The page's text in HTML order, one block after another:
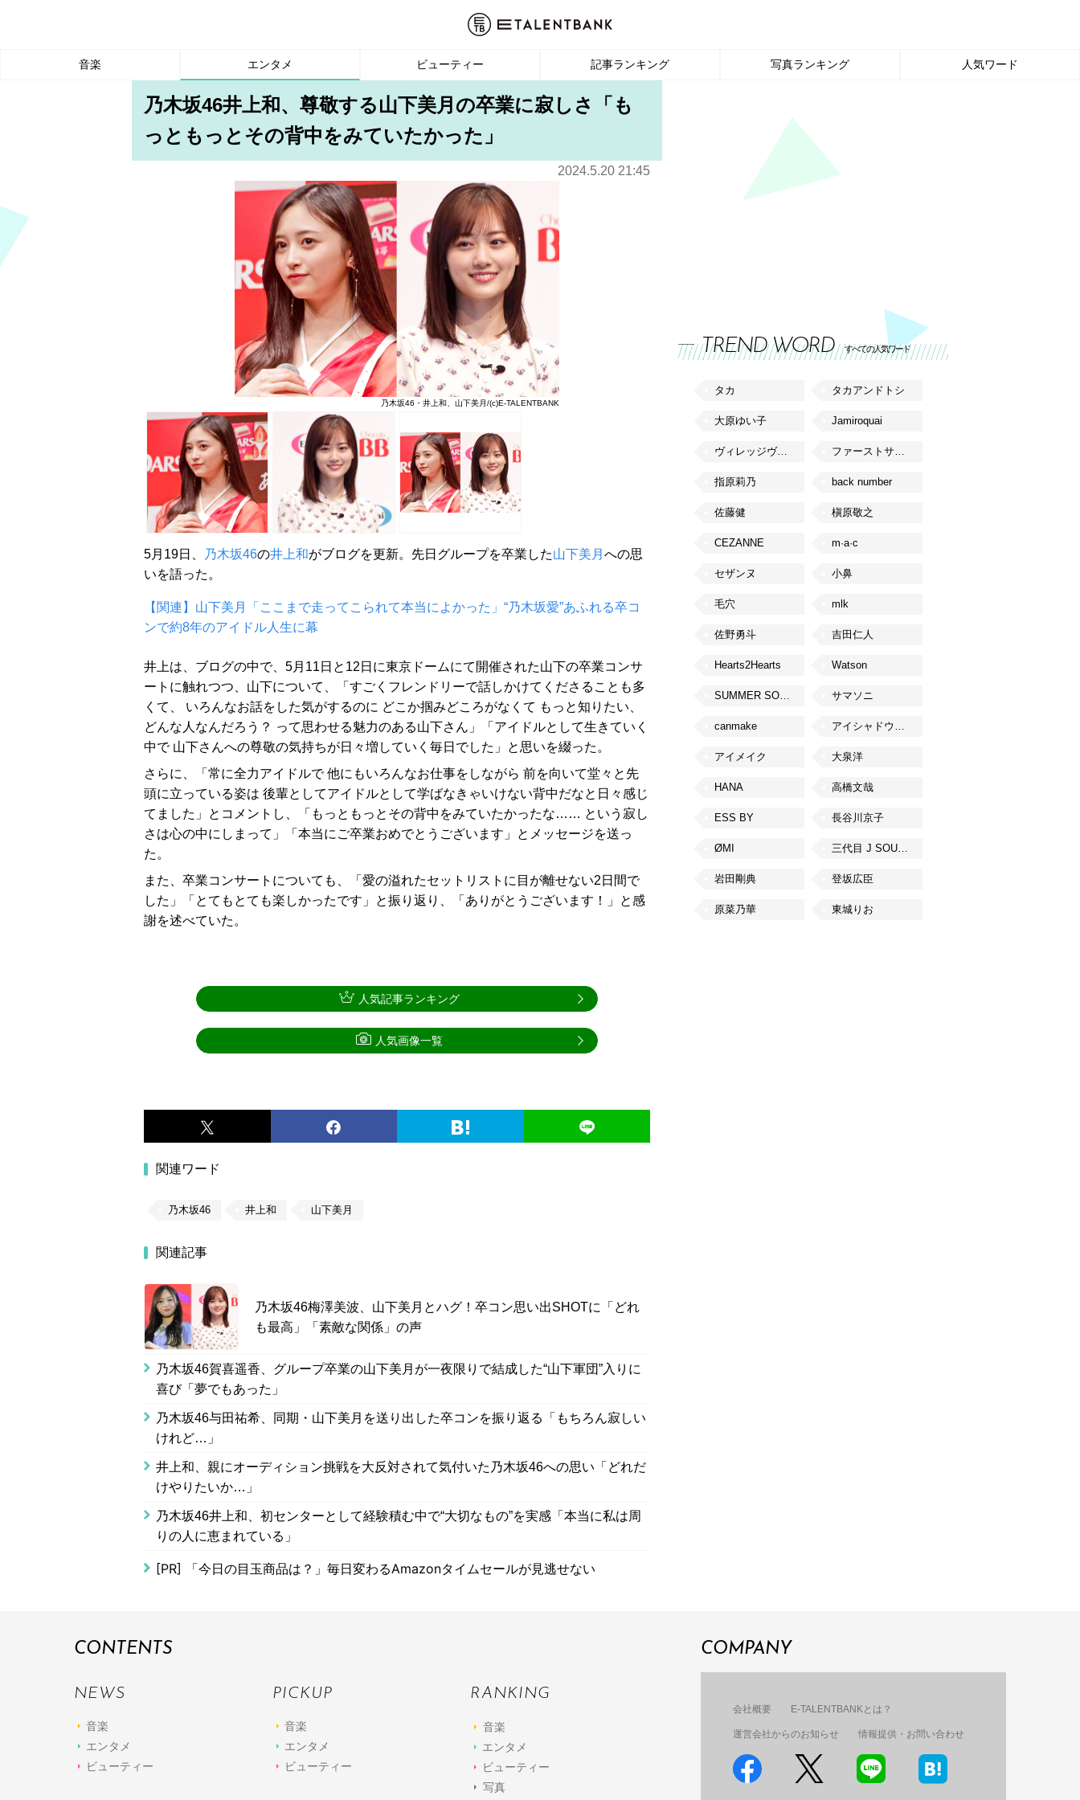
音楽 エンタメ ビューティー 記事ランキング 写真ランキング 人気ワード
乃木坂46井上和、尊敬する山下美月の卒業に寂しさ「も
っともっとその背中をみていたかった」
2024.5.20 21:45
乃木坂46・井上和、山下美月/(c)E-TALENTBANK
5月19日、 乃木坂46の井上和がブログを更新。先日グループを卒業した山下美月 への思
いを語った。
【関連】山下美月「ここまで走ってこられて本当によかった」“乃木坂愛”あふれる卒コ
ンで約8年のアイドル人生に幕
井上は、ブログの中で、5月11日と12日に東京ドームにて開催された山下の卒業コンサ
ートに触れつつ、山下について、「すごくフレンドリーで話しかけてくださることも多
くて、 いろんなお話をした気がするのに どこか掴みどころがなくて もっと知りたい、
どんな人なんだろう？ って思わせる魅力のある山下さん」「アイドルとして生きていく
中で 山下さんへの尊敬の気持ちが日々増していく毎日でした」と思いを綴った。
さらに、「常に全力アイドルで 他にもいろんなお仕事をしながら 前を向いて堂々と先
頭に立っている姿は 後輩としてアイドルとして学ばなきゃいけない背中だなと日々感じ
てました」とコメントし、「もっともっとその背中をみていたかったな…… という寂し
さは心の中にしまって」「本当にご卒業おめでとうございます」とメッセージを送っ
た。
また、卒業コンサートについても、「愛の溢れたセットリストに目が離せない2日間で
した」「とてもとても楽しかったです」と振り返り、「ありがとうございます！」と感
謝を述べていた。
関連ワード
乃木坂46 井上和 山下美月
関連記事
乃木坂46梅澤美波、山下美月とハグ！卒コン思い出SHOTに「どれ
も最高」「素敵な関係」の声
乃木坂46賀喜遥香、グループ卒業の山下美月が一夜限りで結成した“山下軍団”入りに
喜び「夢でもあった」
乃木坂46与田祐希、同期・山下美月を送り出した卒コンを振り返る「もちろん寂しい
けれど…」
井上和、親にオーディション挑戦を大反対されて気付いた乃木坂46への思い「どれだ
けやりたいか…」
乃木坂46井上和、初センターとして経験積む中で“大切なもの”を実感「本当に私は周
りの人に恵まれている」
[PR] 「今日の目玉商品は？」毎日変わるAmazonタイムセールが見逃せない
人気記事ランキング
人気画像一覧
TREND WORD すべての人気ワード
タカ タカアンドトシ
大原ゆい子 Jamiroquai
ヴィレッジヴァンガード ファーストサマーウイカ
指原莉乃 back number
佐藤健 槇原敬之
CEZANNE m·a·c
セザンヌ 小鼻
毛穴 mlk
佐野勇斗 吉田仁人
Hearts2Hearts Watson
SUMMER SONIC サマソニ
canmake アイシャドウベース
アイメイク 大泉洋
HANA 高橋文哉
ESS BY 長谷川京子
ØMI 三代目 J SOUL BROTHERS from EXILE TRIBE
岩田剛典 登坂広臣
原菜乃華 東城りお
CONTENTS
NEWS
音楽
エンタメ
ビューティー
PICKUP
音楽
エンタメ
ビューティー
RANKING
音楽
エンタメ
ビューティー
写真
COMPANY
会社概要 E-TALENTBANKとは？
運営会社からのお知らせ 情報提供・お問い合わせ